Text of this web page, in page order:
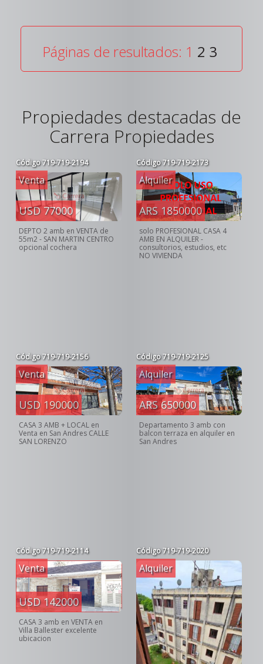
Páginas de resultados: 1 2 3
Propiedades destacadas de
Carrera Propiedades
Código719-719-2194
Venta
USD 77000
DEPTO 2 amb en VENTA de
55m2 - SAN MARTIN CENTRO
opcional cochera
Código719-719-2173
Alquiler
ARS 1850000
solo PROFESIONAL CASA 4
AMB EN ALQUILER -
consultorios, estudios, etc
NO VIVIENDA
Código719-719-2156
Venta
USD 190000
CASA 3 AMB + LOCAL en
Venta en San Andres CALLE
SAN LORENZO
Código719-719-2125
Alquiler
ARS 650000
Departamento 3 amb con
balcon terraza en alquiler en
San Andres
Código719-719-2114
Venta
USD 142000
CASA 3 amb en VENTA en
Villa Ballester excelente
ubicacion
Código719-719-2020
Alquiler